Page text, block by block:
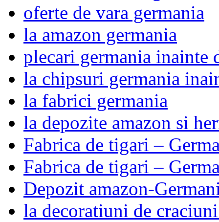
oferte de vara germania
la amazon germania
plecari germania inainte
la chipsuri germania
la fabrici germania
la depozite amazon si
Fabrica de tigari –
Fabrica de tigari –
Depozit amazon-
la decoratiuni de